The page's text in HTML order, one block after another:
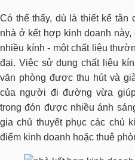
Có thể thấy, dù là thiết kế tân
nhà ở kết hợp kinh doanh
nhiều kính - một chất liệu
đại. Việc sử dụng chất liệu
văn phòng được thu hút và
của người đi đường vừa
trong đón được nhiều ánh
gia chủ thuyết phục các chủ
điểm kinh doanh hoặc thuê